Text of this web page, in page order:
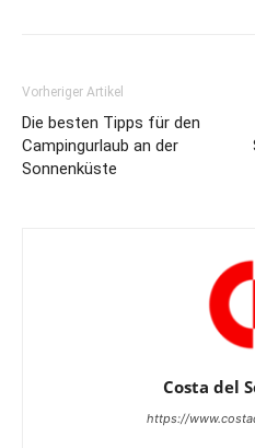
Vorheriger Artikel
Die besten Tipps für den
Campingurlaub an der
Sonnenküste
Costa del
https://